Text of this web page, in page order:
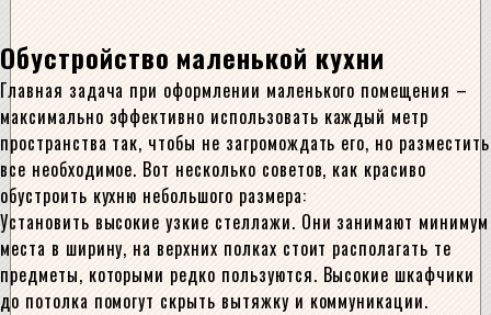
Обустройство маленькой кухни
Главная задача при оформлении маленького помещения –
максимально эффективно использовать каждый метр
пространства так, чтобы не загромождать его, но разместить
все необходимое. Вот несколько советов, как красиво
обустроить кухню небольшого размера:
Установить высокие узкие стеллажи. Они занимают минимум
места в ширину, на верхних полках стоит располагать те
предметы, которыми редко пользуются. Высокие шкафчики
до потолка помогут скрыть вытяжку и коммуникации.